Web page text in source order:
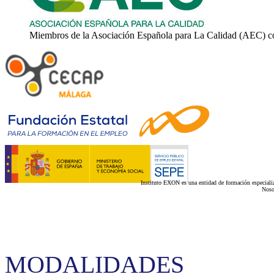
Miembros de la Asociación Española para La Calidad (AEC)
Instituto EXON es una entidad de formación
MODALIDADES